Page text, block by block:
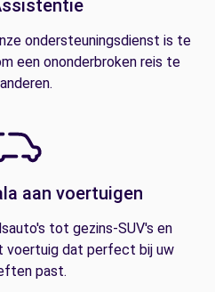
ondersteuningsdienst is te
een ononderbroken reis te
aan voertuigen
tot gezins-SUV's en
voertuig dat perfect bij uw
past.